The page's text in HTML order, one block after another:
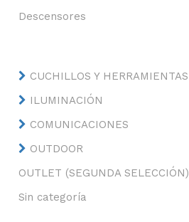
Descensores
CUCHILLOS Y HERRAMIENTAS
ILUMINACIÓN
COMUNICACIONES
OUTDOOR
OUTLET (SEGUNDA SELECCIÓN)
Sin categoría